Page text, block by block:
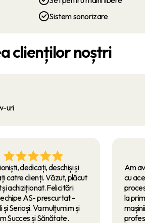
Sistem sonorizare
clienților noștri
uri
dedicați, deschiși și
catre clienți. Văzut, plăcut
achiziționat. Felicitări
AS- prescurtat -
și Serioși. Va mulțumim și
Succes și Sănătate.
Am
cu
la